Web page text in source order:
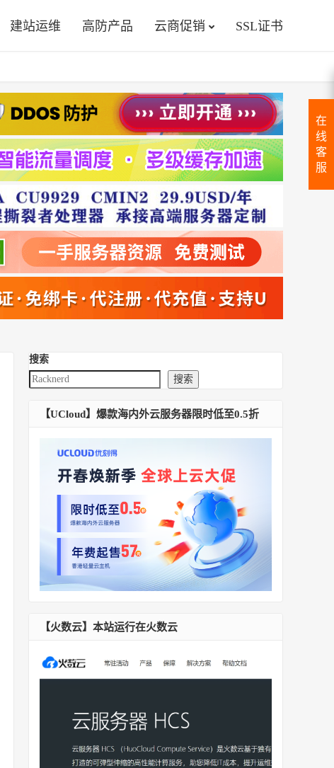
建站运维 高防产品 云商促销 SSL证书
搜索
搜索
【UCloud】爆款海内外云服务器限时低至0.5折
【火数云】本站运行在火数云
在
线
客
服